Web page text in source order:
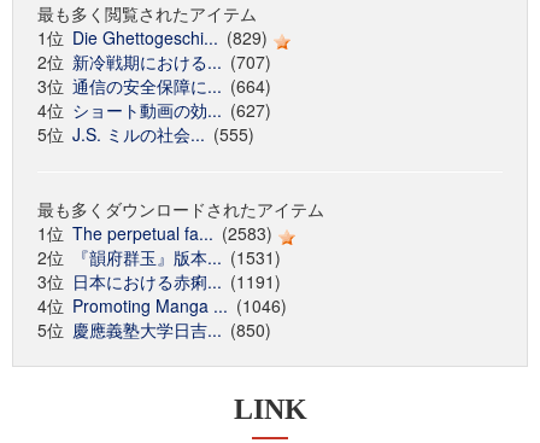
最も多く閲覧されたアイテム
1位 Die Ghettogeschi... (829)
2位 新冷戦期における... (707)
3位 通信の安全保障に... (664)
4位 ショート動画の効... (627)
5位 J.S. ミルの社会... (555)
最も多くダウンロードされたアイテム
1位 The perpetual fa... (2583)
2位
『韻府群玉』版本... (1531)
3位 日本における赤痢... (1191)
4位 Promoting Manga ... (1046)
5位 慶應義塾大学日吉... (850)
LINK